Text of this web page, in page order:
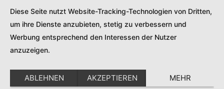
die Details durch und stimmen Sie der Nutzung des
Service zu, um diese Karte anzuzeigen.
Akzeptieren
Diese Seite nutzt Website-Tracking-Technologien von Dritten,
um ihre Dienste anzubieten, stetig zu verbessern und
Werbung entsprechend den Interessen der Nutzer
anzuzeigen.
ABLEHNEN AKZEPTIEREN MEHR